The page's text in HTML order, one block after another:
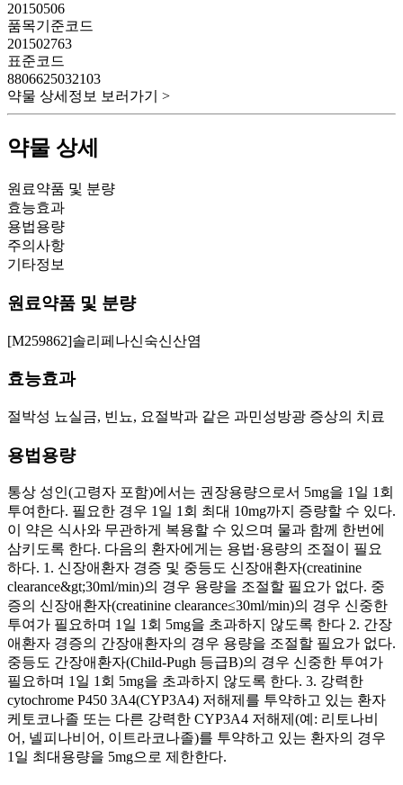
20150506
품목기준코드
201502763
표준코드
8806625032103
약물 상세정보 보러가기 >
약물 상세
원료약품 및 분량
효능효과
용법용량
주의사항
기타정보
원료약품 및 분량
[M259862]솔리페나신숙신산염
효능효과
절박성 뇨실금, 빈뇨, 요절박과 같은 과민성방광 증상의 치료
용법용량
통상 성인(고령자 포함)에서는 권장용량으로서 5mg을 1일 1회
투여한다. 필요한 경우 1일 1회 최대 10mg까지 증량할 수 있다.
이 약은 식사와 무관하게 복용할 수 있으며 물과 함께 한번에
삼키도록 한다. 다음의 환자에게는 용법·용량의 조절이 필요
하다. 1. 신장애환자 경증 및 중등도 신장애환자(creatinine
clearance&gt;30ml/min)의 경우 용량을 조절할 필요가 없다. 중
증의 신장애환자(creatinine clearance≤30ml/min)의 경우 신중한
투여가 필요하며 1일 1회 5mg을 초과하지 않도록 한다 2. 간장
애환자 경증의 간장애환자의 경우 용량을 조절할 필요가 없다.
중등도 간장애환자(Child-Pugh 등급B)의 경우 신중한 투여가
필요하며 1일 1회 5mg을 초과하지 않도록 한다. 3. 강력한
cytochrome P450 3A4(CYP3A4) 저해제를 투약하고 있는 환자
케토코나졸 또는 다른 강력한 CYP3A4 저해제(예: 리토나비
어, 넬피나비어, 이트라코나졸)를 투약하고 있는 환자의 경우
1일 최대용량을 5mg으로 제한한다.